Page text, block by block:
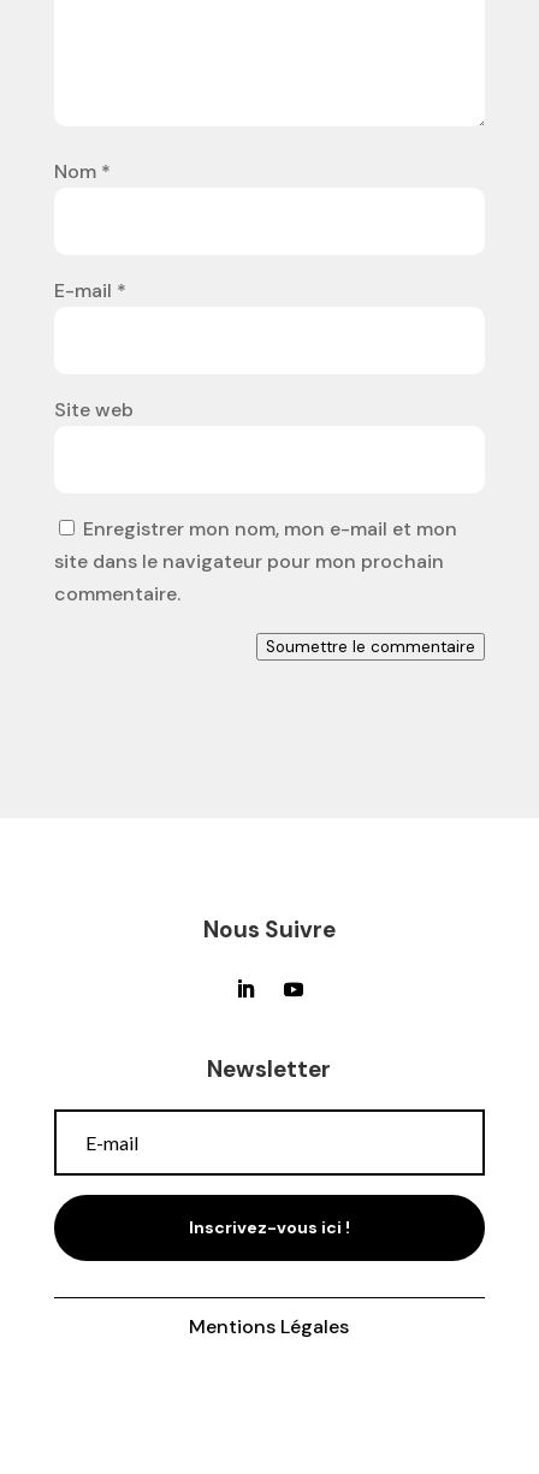
Nom *
E-mail *
Site web
Enregistrer mon nom, mon e-mail et mon
site dans le navigateur pour mon prochain
commentaire.
Soumettre le commentaire
Nous Suivre
Newsletter
Inscrivez-vous ici !
Mentions Légales